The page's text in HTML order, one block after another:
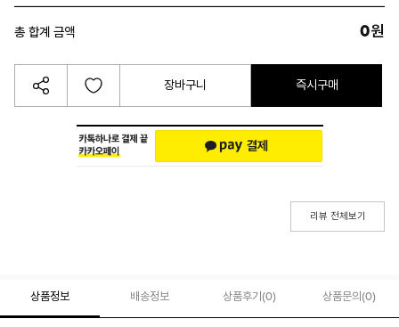
총 합계 금액 0원
장바구니 즉시구매
리뷰 전체보기
상품정보 배송정보 상품후기(0) 상품문의 (0)